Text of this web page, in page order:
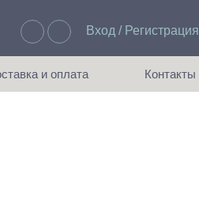
Вход / Регистрация
и оплата Контакты